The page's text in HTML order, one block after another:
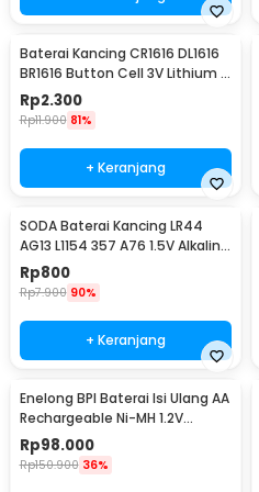
Baterai Kancing CR1616 DL1616
BR1616 Button Cell 3V Lithium 1
PCS
Rp2.300
Rp11.900 81%
+ Keranjang
SODA Baterai Kancing LR44
AG13 L1154 357 A76 1.5V Alkaline
1 PCS
Rp800
Rp7.900 90%
+ Keranjang
Enelong BPI Baterai Isi Ulang AA
Rechargeable Ni-MH 1.2V
2700mAh 4 PCS
Rp98.000
Rp150.900 36%